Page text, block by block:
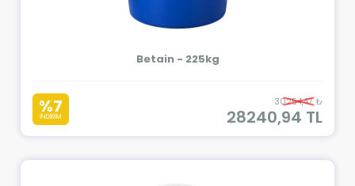
Betain - 225kg
%7
İNDİRİM
30254,47 ₺
28240,94 TL